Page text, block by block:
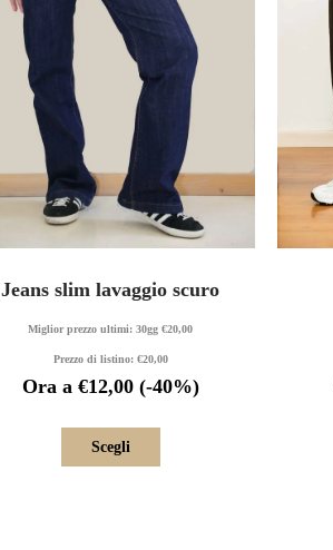
Jeans slim lavaggio scuro
Miglior prezzo ultimi: 30gg €20,00
Prezzo di listino: €20,00
Ora a €12,00(-40%)
Scegli